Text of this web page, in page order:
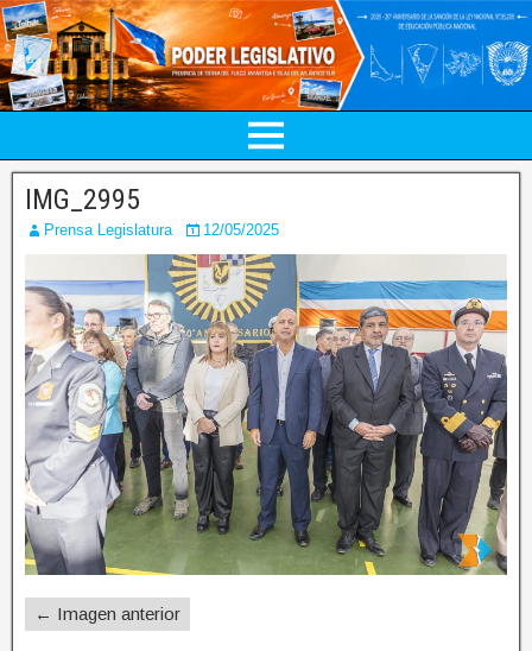
IMG_2995
Prensa Legislatura 12/05/2025
← Imagen anterior